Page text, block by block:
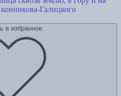
Галицкого
в избранное